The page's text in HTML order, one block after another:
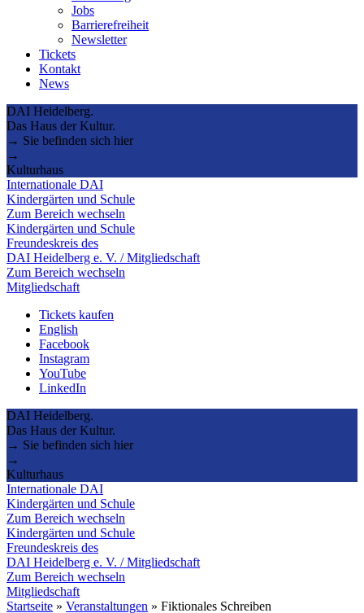
Jobs
Barrierefreiheit
Newsletter
Tickets
Kontakt
News
DAI Heidelberg.
Das Haus der Kultur.
→ Sie befinden sich hier
→
Kulturhaus
Internationale DAI
Kindergärten und Schule
Zum Bereich wechseln
Kindergärten und Schule
Freundeskreis des
DAI Heidelberg e. V. / Mitgliedschaft
Zum Bereich wechseln
Mitgliedschaft
Tickets kaufen
English
Facebook
Instagram
YouTube
LinkedIn
DAI Heidelberg.
Das Haus der Kultur.
→ Sie befinden sich hier
→
Kulturhaus
Internationale DAI
Kindergärten und Schule
Zum Bereich wechseln
Kindergärten und Schule
Freundeskreis des
DAI Heidelberg e. V. / Mitgliedschaft
Zum Bereich wechseln
Mitgliedschaft
Startseite » Veranstaltungen » Fiktionales Schreiben